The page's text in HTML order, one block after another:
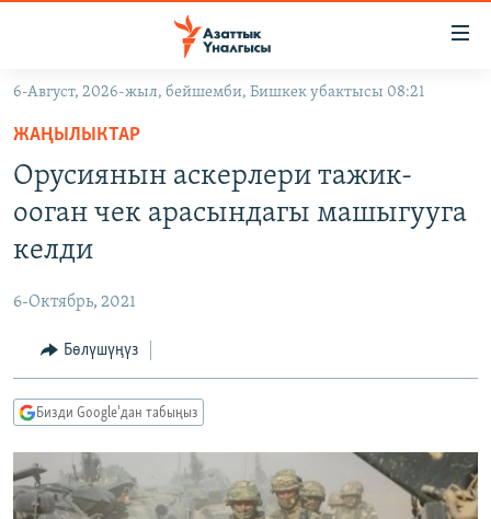
Навигацияга
өтүңүз
Издөөгө
салыңызКЫРГЫЗСТАН
МАДАНИЯТ
ДҮЙНӨ
ТВ ПРОГРАММАЛАР
БҮГҮН АЗАТТЫКТА
ДАНИСТЕ
ЭЖЕ-СИҢДИЛЕР
ПОДКАСТ
Русский
ОНЛАЙН ШЕРИНЕ
6-Август, 2026-жыл, бейшемби, Бишкек убактысы 08:21
ЖАҢЫЛЫКТАР
Орусиянын аскерлери тажик-
ооган чек арасындагы машыгууга
келди
6-Октябрь, 2021
Бөлүшүңүз
Бизди Google'дан табыңыз